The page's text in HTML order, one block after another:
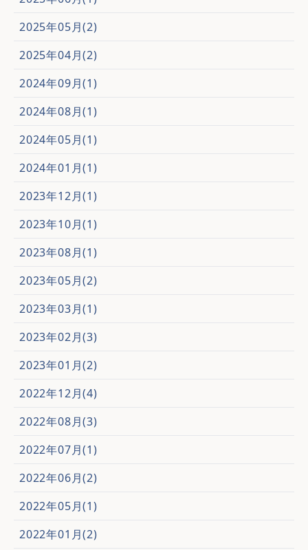
2025年05月(2)
2025年04月(2)
2024年09月(1)
2024年08月(1)
2024年05月(1)
2024年01月(1)
2023年12月(1)
2023年10月(1)
2023年08月(1)
2023年05月(2)
2023年03月(1)
2023年02月(3)
2023年01月(2)
2022年12月(4)
2022年08月(3)
2022年07月(1)
2022年06月(2)
2022年05月(1)
2022年01月(2)